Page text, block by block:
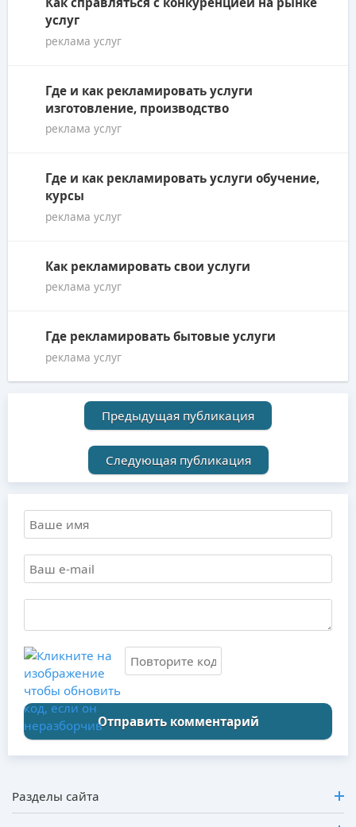
услуг
реклама услуг
Где и как рекламировать услуги
изготовление, производство
реклама услуг
Где и как рекламировать услуги обучение,
курсы
реклама услуг
Как рекламировать свои услуги
реклама услуг
Где рекламировать бытовые услуги
реклама услуг
Предыдущая публикация
Следующая публикация
Отправить комментарий
Разделы сайта